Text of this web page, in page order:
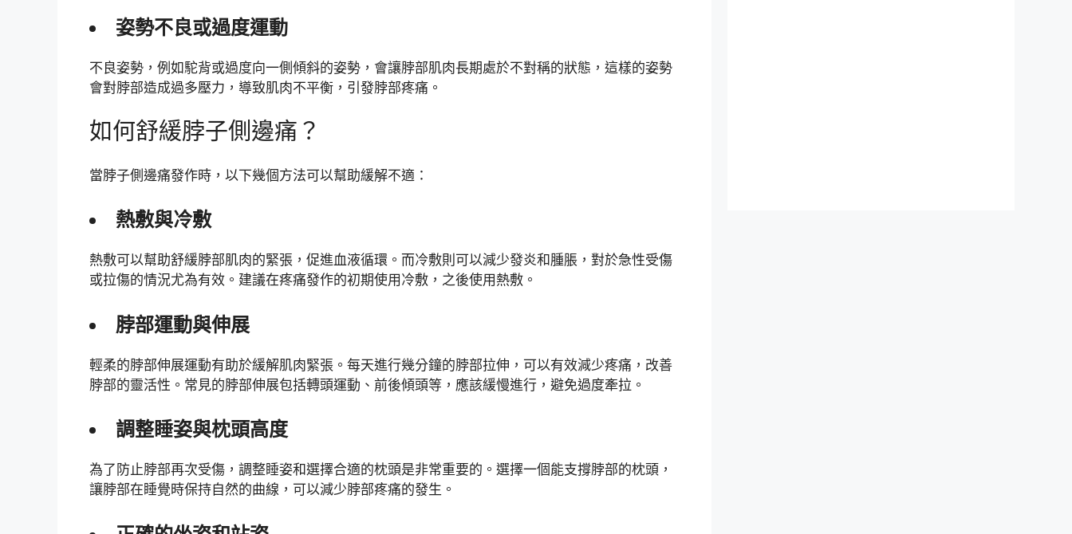
姿勢不良或過度運動
不良姿勢，例如駝背或過度向一側傾斜的姿勢，會讓脖部肌肉長期處於不對稱的狀態，這樣的姿勢
會對脖部造成過多壓力，導致肌肉不平衡，引發脖部疼痛。
如何舒緩脖子側邊痛？
當脖子側邊痛發作時，以下幾個方法可以幫助緩解不適：
熱敷與冷敷
熱敷可以幫助舒緩脖部肌肉的緊張，促進血液循環。而冷敷則可以減少發炎和腫脹，對於急性受傷
或拉傷的情況尤為有效。建議在疼痛發作的初期使用冷敷，之後使用熱敷。
脖部運動與伸展
輕柔的脖部伸展運動有助於緩解肌肉緊張。每天進行幾分鐘的脖部拉伸，可以有效減少疼痛，改善
脖部的靈活性。常見的脖部伸展包括轉頭運動、前後傾頭等，應該緩慢進行，避免過度牽拉。
調整睡姿與枕頭高度
為了防止脖部再次受傷，調整睡姿和選擇合適的枕頭是非常重要的。選擇一個能支撐脖部的枕頭，
讓脖部在睡覺時保持自然的曲線，可以減少脖部疼痛的發生。